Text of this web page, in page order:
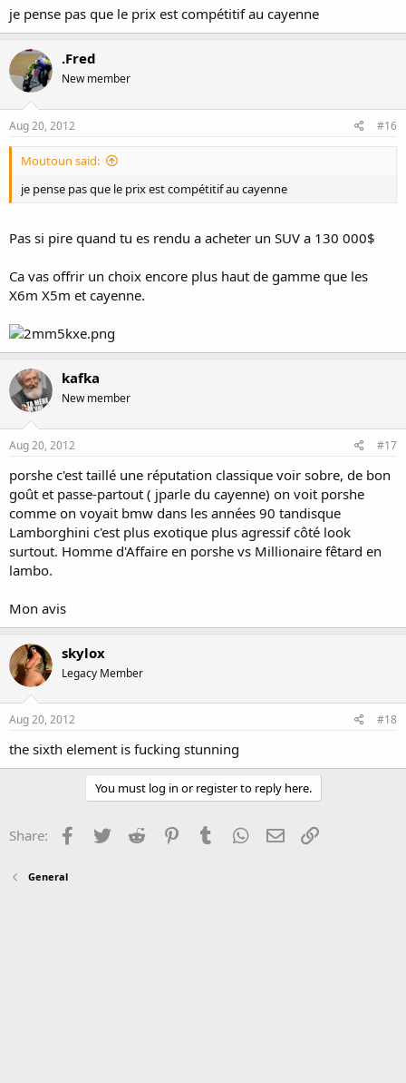
je pense pas que le prix est compétitif au cayenne
.Fred
New member
Aug 20, 2012 #16
Moutoun said:
je pense pas que le prix est compétitif au cayenne
Pas si pire quand tu es rendu a acheter un SUV a 130 000$
Ca vas offrir un choix encore plus haut de gamme que les
X6m X5m et cayenne.
kafka
New member
Aug 20, 2012 #17
porshe c'est taillé une réputation classique voir sobre, de bon
goût et passe-partout ( jparle du cayenne) on voit porshe
comme on voyait bmw dans les années 90 tandisque
Lamborghini c'est plus exotique plus agressif côté look
surtout. Homme d'Affaire en porshe vs Millionaire fêtard en
lambo.
Mon avis
skylox
Legacy Member
Aug 20, 2012 #18
the sixth element is fucking stunning
You must log in or register to reply here.
Share: Facebook
Twitter Reddit PinterestTumblr WhatsApp
Email
General